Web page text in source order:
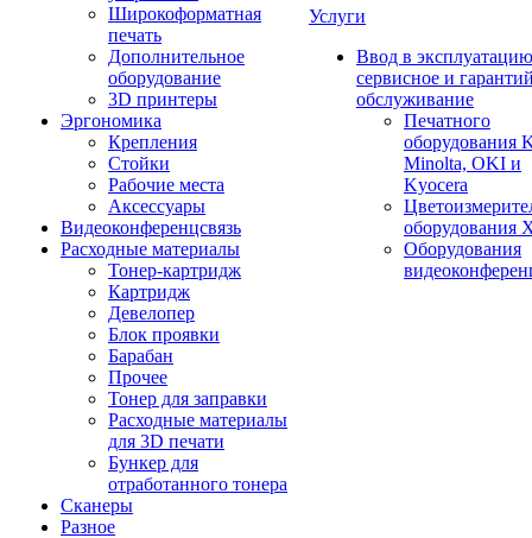
Широкоформатная
печать
Дополнительное
оборудование
3D принтеры
Эргономика
Крепления
Стойки
Рабочие места
Аксессуары
Видеоконференцсвязь
Расходные материалы
Тонер-картридж
Картридж
Девелопер
Блок проявки
Барабан
Прочее
Тонер для заправки
Расходные материалы
для 3D печати
Бункер для
отработанного тонера
Сканеры
Разное
Услуги
Ввод в
сервисное и
обслуживание
Печатного
оборудования
Minolta, OKI и
Kyocera
оборудования
Оборудования